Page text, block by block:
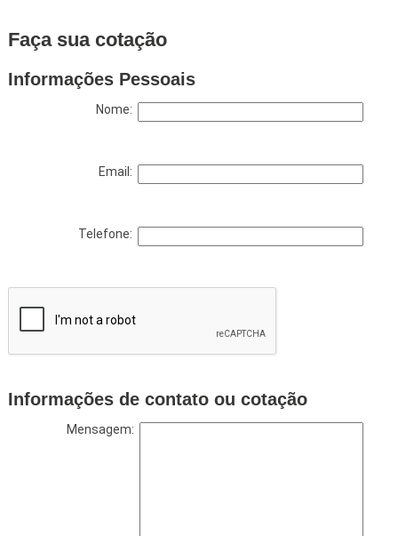
Faça sua cotação
Informações Pessoais
Nome:
Email:
Telefone:
Informações de contato ou cotação
Mensagem: